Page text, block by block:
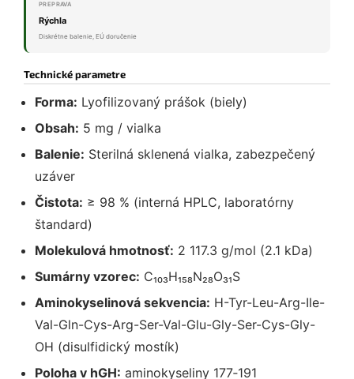
PREPRAVA
Rýchla
Diskrétne balenie, EÚ doručenie
Technické parametre
Forma: Lyofilizovaný prášok (biely)
Obsah: 5 mg / vialka
Balenie: Sterilná sklenená vialka, zabezpečený
uzáver
Čistota: ≥ 98 % (interná HPLC, laboratórny
štandard)
Molekulová hmotnosť: 2 117.3 g/mol (2.1 kDa)
Sumárny vzorec: C₁₀₃H₁₅₈N₂₈O₃₁S
Aminokyselinová sekvencia: H-Tyr-Leu-Arg-Ile-
Val-Gln-Cys-Arg-Ser-Val-Glu-Gly-Ser-Cys-Gly-
OH (disulfidický mostík)
Poloha v hGH: aminokyseliny 177‑191